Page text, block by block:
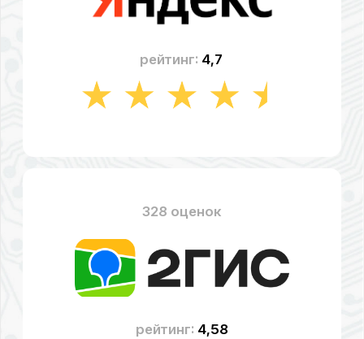
СТОИМОСТЬ РЕМОНТА